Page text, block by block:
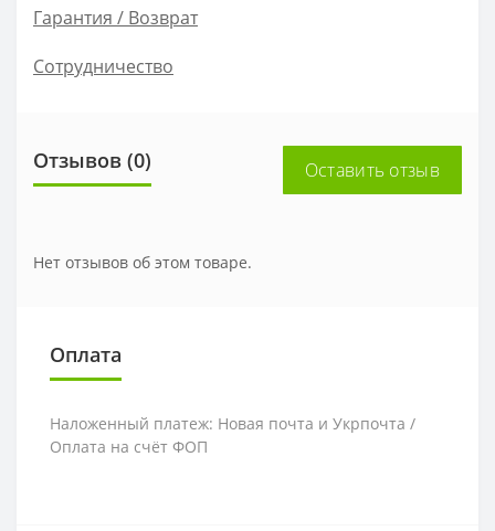
Гарантия / Возврат
Сотрудничество
Отзывов (0) Оставить отзыв
Нет отзывов об этом товаре.
Оплата
Наложенный платеж: Новая почта и Укрпочта /
Оплата на счёт ФОП